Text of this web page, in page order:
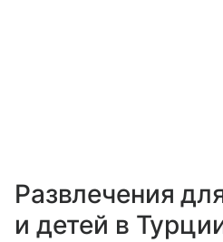
Развлечения
и детей в